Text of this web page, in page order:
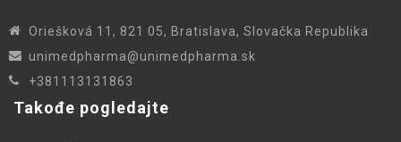
Oriešková 11, 821 05, Bratislava, Slovačka Republika
unimedpharma@unimedpharma.sk
+381113131863
Takođe pogledajte